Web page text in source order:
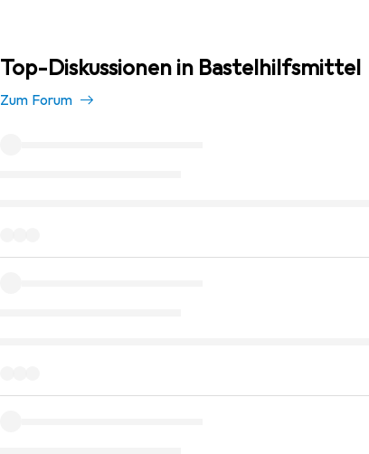
Top-Diskussionen in Bastelhilfsmittel
Zum Forum